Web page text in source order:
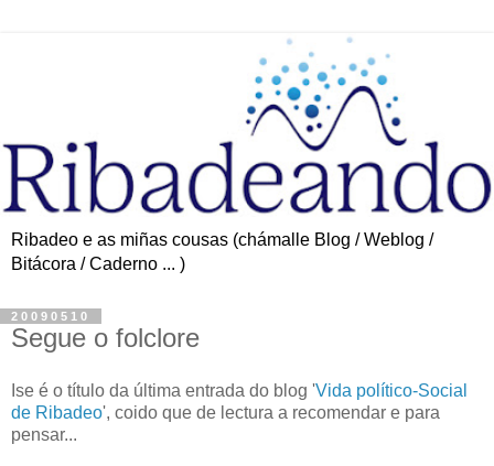
Ribadeo e as miñas cousas (chámalle Blog / Weblog /
Bitácora / Caderno ... )
20090510
Segue o folclore
Ise é o título da última entrada do blog 'Vida político-Social
de Ribadeo', coido que de lectura a recomendar e para
pensar...